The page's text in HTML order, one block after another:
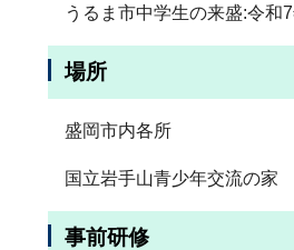
うるま市中学生の来盛:令和
場所
盛岡市内各所
国立岩手山青少年交流の家
事前研修